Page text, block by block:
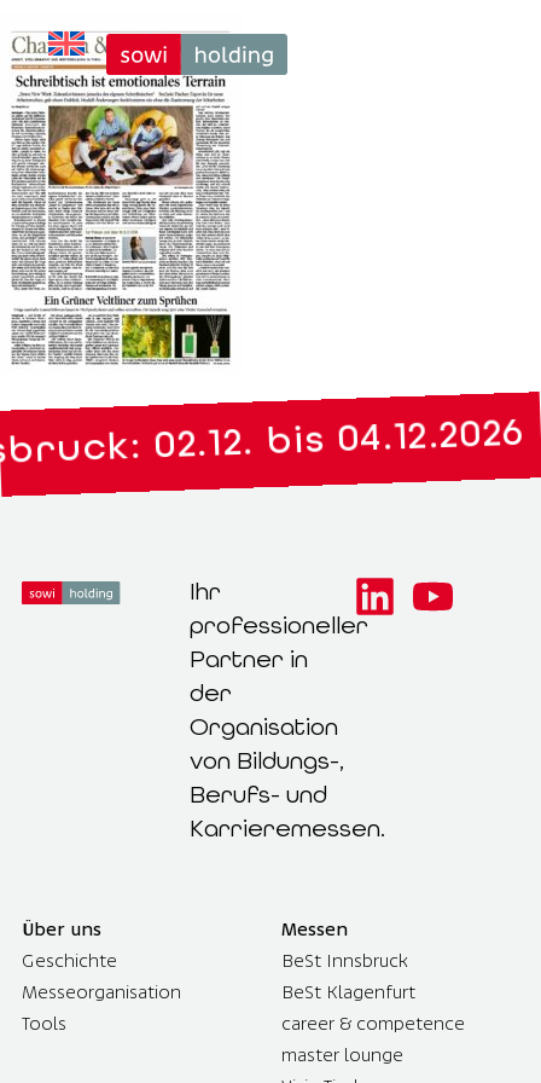
02.12. bis 04.12.2026
Ihr
professioneller
Partner in
der
Organisation
von Bildungs-,
Berufs- und
Karrieremessen.
Über uns
Geschichte
Messeorganisation
Tools
Messen
BeSt Innsbruck
BeSt Klagenfurt
career & competence
master lounge